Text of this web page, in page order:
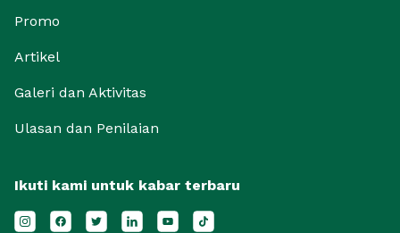
Promo
Artikel
Galeri dan Aktivitas
Ulasan dan Penilaian
Ikuti kami untuk kabar terbaru